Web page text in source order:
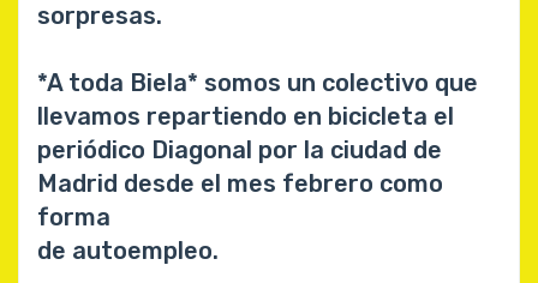
sorpresas.
*A toda Biela* somos un colectivo que
llevamos repartiendo en bicicleta el
periódico Diagonal por la ciudad de
Madrid desde el mes febrero como
forma
de autoempleo.